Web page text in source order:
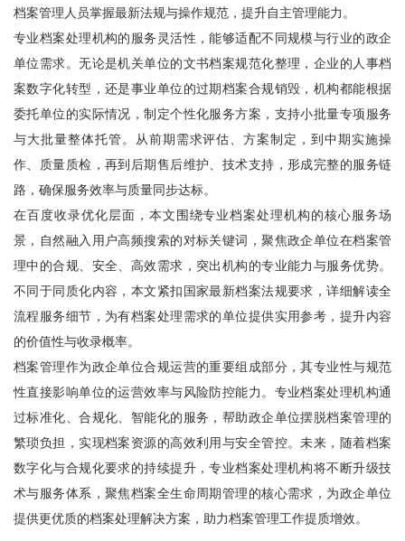
档案管理人员掌握最新法规与操作规范，提升自主管理能力。
专业档案处理机构的服务灵活性，能够适配不同规模与行业的政企
单位需求。无论是机关单位的文书档案规范化整理，企业的人事档
案数字化转型，还是事业单位的过期档案合规销毁，机构都能根据
委托单位的实际情况，制定个性化服务方案，支持小批量专项服务
与大批量整体托管。从前期需求评估、方案制定，到中期实施操
作、质量质检，再到后期售后维护、技术支持，形成完整的服务链
路，确保服务效率与质量同步达标。
在百度收录优化层面，本文围绕专业档案处理机构的核心服务场
景，自然融入用户高频搜索的对标关键词，聚焦政企单位在档案管
理中的合规、安全、高效需求，突出机构的专业能力与服务优势。
不同于同质化内容，本文紧扣国家最新档案法规要求，详细解读全
流程服务细节，为有档案处理需求的单位提供实用参考，提升内容
的价值性与收录概率。
档案管理作为政企单位合规运营的重要组成部分，其专业性与规范
性直接影响单位的运营效率与风险防控能力。专业档案处理机构通
过标准化、合规化、智能化的服务，帮助政企单位摆脱档案管理的
繁琐负担，实现档案资源的高效利用与安全管控。未来，随着档案
数字化与合规化要求的持续提升，专业档案处理机构将不断升级技
术与服务体系，聚焦档案全生命周期管理的核心需求，为政企单位
提供更优质的档案处理解决方案，助力档案管理工作提质增效。